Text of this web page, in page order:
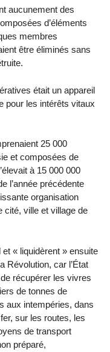
aucunement des
d’éléments
membres
être éliminés sans
était un appareil
pour les intérêts vitaux
25 000
et composées de
à 15 000 000
l’année précédente
organisation
cité, ville et village de
« liquidèrent » ensuite
Révolution, car l’État
récupérer les vivres
de tonnes de
aux intempéries, dans
sur les routes, les
de transport
préparé,